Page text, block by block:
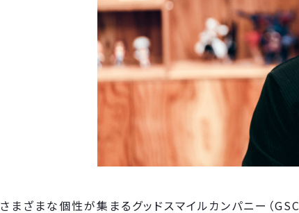
さまざまな個性が集まるグッドスマイルカンパニー（